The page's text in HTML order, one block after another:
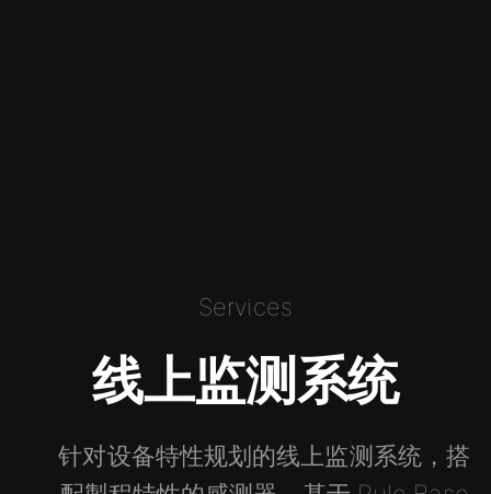
Services
线上监测系统
针对设备特性规划的线上监测系统，搭